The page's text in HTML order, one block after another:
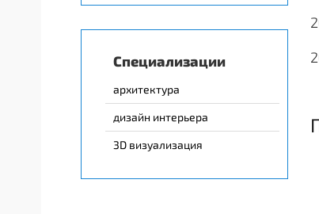
Специализации
архитектура
дизайн интерьера
3D визуализация